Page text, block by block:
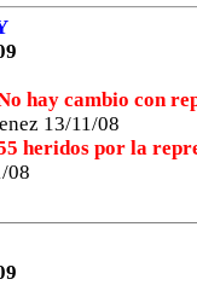
hay cambio con
13/11/08
heridos por la
08